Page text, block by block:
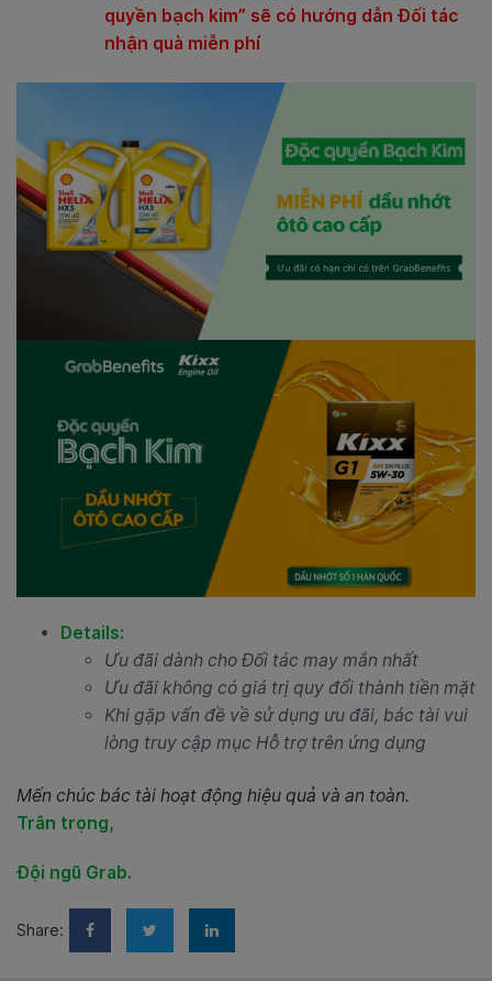
quyền bạch kim” sẽ có hướng dẫn Đối tác
nhận quà miễn phí
Details:
Ưu đãi dành cho Đối tác may mắn nhất
Ưu đãi không có giá trị quy đổi thành tiền mặt
Khi gặp vấn đề về sử dụng ưu đãi, bác tài vui
lòng truy cập mục Hỗ trợ trên ứng dụng
Mến chúc bác tài hoạt động hiệu quả và an toàn.
Trân trọng,
Đội ngũ Grab.
Share: